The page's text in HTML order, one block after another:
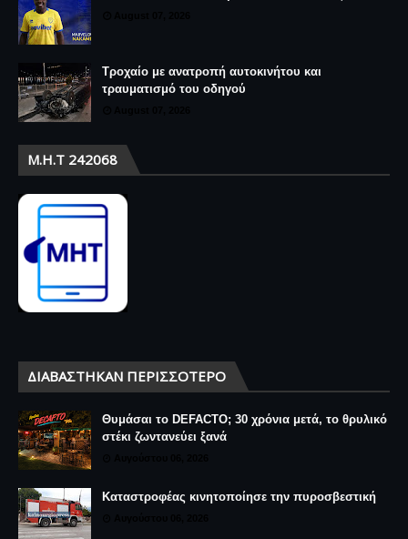
Τροχαίο με ανατροπή αυτοκινήτου και
τραυματισμό του οδηγού
Μ.Η.Τ 242068
ΔΙΑΒΆΣΤΗΚΑΝ ΠΕΡΙΣΣΌΤΕΡΟ
Θυμάσαι το DEFACTO; 30 χρόνια μετά, το θρυλικό
στέκι ζωντανεύει ξανά
Καταστροφέας κινητοποίησε την πυροσβεστική